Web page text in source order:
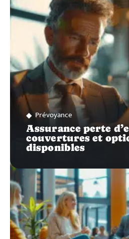
Prévoyance
Assurance perte
couvertures et
disponibles